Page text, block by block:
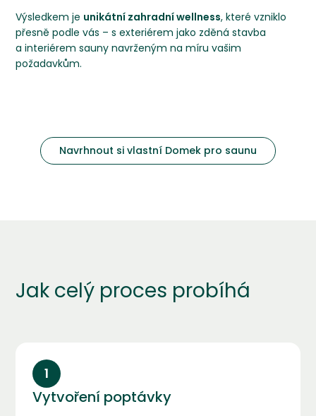
Výsledkem je unikátní zahradní wellness, které vzniklo
přesně podle vás – s exteriérem jako zděná stavba
a interiérem sauny navrženým na míru vašim
požadavkům.
Navrhnout si vlastní Domek pro saunu
Jak celý proces probíhá
1
Vytvoření poptávky